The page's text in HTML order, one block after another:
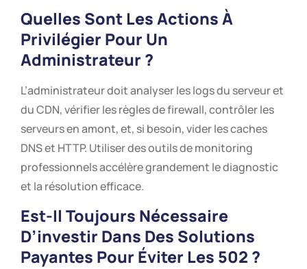
Quelles Sont Les Actions À
Privilégier Pour Un
Administrateur ?
L’administrateur doit analyser les logs du serveur et
du CDN, vérifier les règles de firewall, contrôler les
serveurs en amont, et, si besoin, vider les caches
DNS et HTTP. Utiliser des outils de monitoring
professionnels accélère grandement le diagnostic
et la résolution efficace.
Est-Il Toujours Nécessaire
D’investir Dans Des Solutions
Payantes Pour Éviter Les 502 ?